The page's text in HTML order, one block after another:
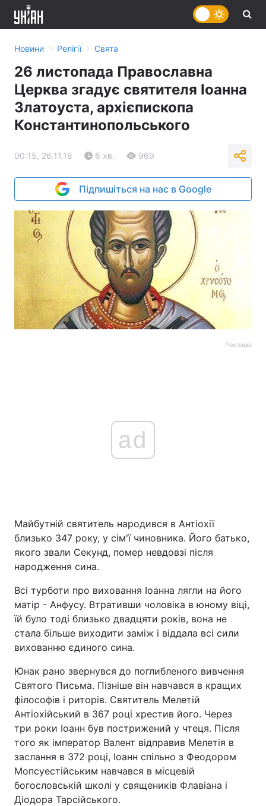
Україна Політика
Економіка Світ
Техно і зв'язок Лайт
Зброя Інциденти
Здоров'я Туризм
Цікавинки Погода
Екологія Регіони
Новини › Релігії › Свята
26 листопада Православна
Церква згадує святителя Іоанна
Златоуста, архієпископа
Константинопольського
00:15, 26.11.18 6 хв. 969
Підпишіться на нас в Google
Реклама
ad
Майбутній святитель народився в Антіохії
близько 347 року, у сім'ї чиновника. Його батько,
якого звали Секунд, помер невдовзі після
народження сина.
Всі турботи про виховання Іоанна лягли на його
матір - Анфусу. Втративши чоловіка в юному віці,
їй було тоді близько двадцяти років, вона не
стала більше виходити заміж і віддала всі сили
вихованню єдиного сина.
Юнак рано звернувся до поглибленого вивчення
Святого Письма. Пізніше він навчався в кращих
філософів і риторів. Святитель Мелетій
Антіохійський в 367 році хрестив його. Через
три роки Іоанн був пострижений у чтеця. Після
того як імператор Валент відправив Мелетія в
заслання в 372 році, Іоанн спільно з Феодором
Мопсуестійським навчався в місцевій
богословській школі у священиків Флавіана і
Діодора Тарсійського.